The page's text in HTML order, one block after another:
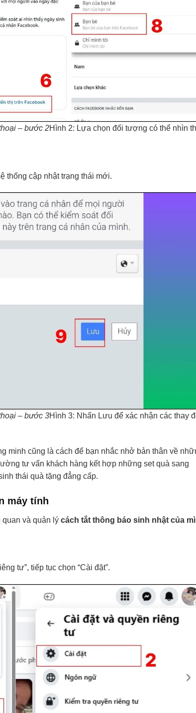
– bước 2Hình 2: Lựa chọn đối tượng có thể nhìn
thống cập nhật trạng thái mới.
– bước 3Hình 3: Nhấn Lưu để xác nhận các thay
minh cũng là cách để bạn nhắc nhở bản thân về
tư vấn khách hàng kết hợp những set quà sang
thái quà tặng đẳng cấp.
máy tính
và quản lý cách tắt thông báo sinh nhật của
tư”, tiếp tục chọn “Cài đặt”.